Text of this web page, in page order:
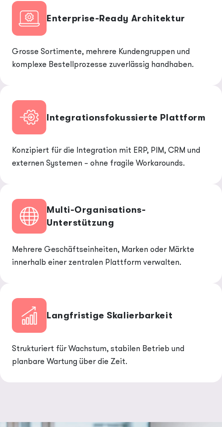
Enterprise-Ready Architektur
Grosse Sortimente, mehrere Kundengruppen und
komplexe Bestellprozesse zuverlässig handhaben.
Integrationsfokussierte Plattform
Konzipiert für die Integration mit ERP, PIM, CRM und
externen Systemen – ohne fragile Workarounds.
Multi-Organisations-
Unterstützung
Mehrere Geschäftseinheiten, Marken oder Märkte
innerhalb einer zentralen Plattform verwalten.
Langfristige Skalierbarkeit
Strukturiert für Wachstum, stabilen Betrieb und
planbare Wartung über die Zeit.